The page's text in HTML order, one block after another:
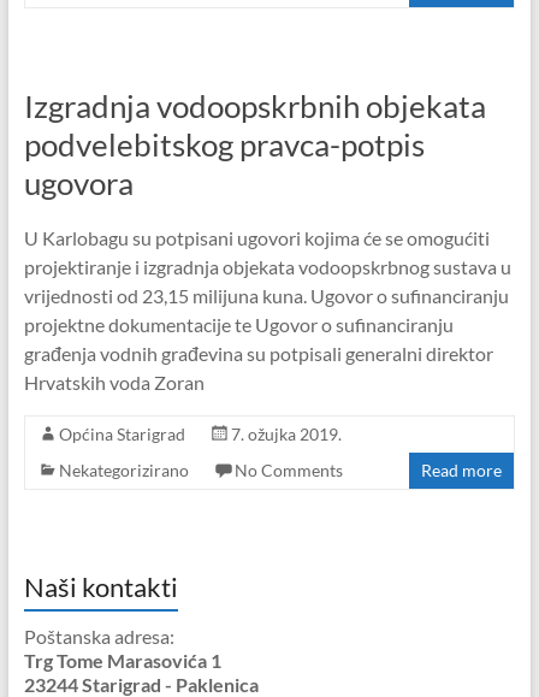
Izgradnja vodoopskrbnih objekata
podvelebitskog pravca-potpis
ugovora
U Karlobagu su potpisani ugovori kojima će se omogućiti
projektiranje i izgradnja objekata vodoopskrbnog sustava u
vrijednosti od 23,15 milijuna kuna. Ugovor o sufinanciranju
projektne dokumentacije te Ugovor o sufinanciranju
građenja vodnih građevina su potpisali generalni direktor
Hrvatskih voda Zoran
Općina Starigrad
7. ožujka 2019.
Nekategorizirano
No Comments Read more
Naši kontakti
Poštanska adresa:
Trg Tome Marasovića 1
23244 Starigrad - Paklenica